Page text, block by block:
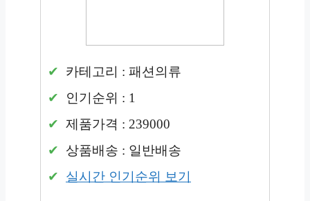
카테고리 : 패션의류
인기순위 : 1
제품가격 : 239000
상품배송 : 일반배송
실시간 인기순위 보기